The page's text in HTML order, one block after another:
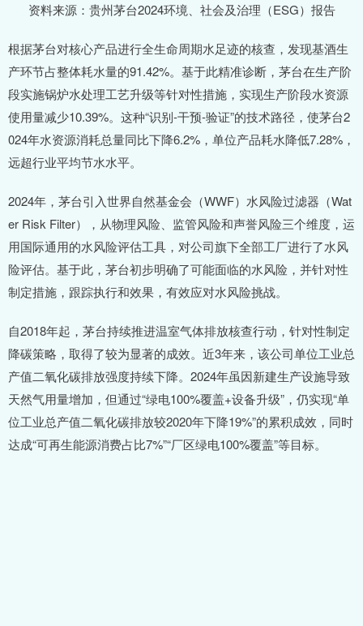
资料来源：贵州茅台2024环境、社会及治理（ESG）报告
根据茅台对核心产品进行全生命周期水足迹的核查，发现基酒生
产环节占整体耗水量的91.42%。基于此精准诊断，茅台在生产阶
段实施锅炉水处理工艺升级等针对性措施，实现生产阶段水资源
使用量减少10.39%。这种“识别-干预-验证”的技术路径，使茅台2
024年水资源消耗总量同比下降6.2%，单位产品耗水降低7.28%，
远超行业平均节水水平。
2024年，茅台引入世界自然基金会（WWF）水风险过滤器（Wat
er Risk Filter），从物理风险、监管风险和声誉风险三个维度，运
用国际通用的水风险评估工具，对公司旗下全部工厂进行了水风
险评估。基于此，茅台初步明确了可能面临的水风险，并针对性
制定措施，跟踪执行和效果，有效应对水风险挑战。
自2018年起，茅台持续推进温室气体排放核查行动，针对性制定
降碳策略，取得了较为显著的成效。近3年来，该公司单位工业总
产值二氧化碳排放强度持续下降。2024年虽因新建生产设施导致
天然气用量增加，但通过“绿电100%覆盖+设备升级”，仍实现“单
位工业总产值二氧化碳排放较2020年下降19%”的累积成效，同时
达成“可再生能源消费占比7%”“厂区绿电100%覆盖”等目标。